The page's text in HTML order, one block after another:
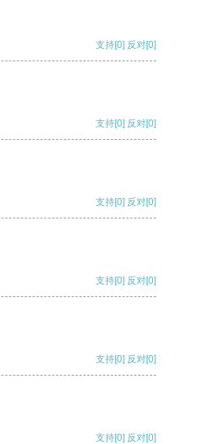
支持[0] 反对[0]
支持[0] 反对[0]
支持[0] 反对[0]
支持[0] 反对[0]
支持[0] 反对[0]
支持[0] 反对[0]